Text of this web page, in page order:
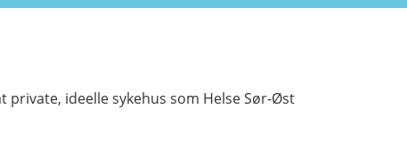
ideelle sykehus som Helse Sør-Øst